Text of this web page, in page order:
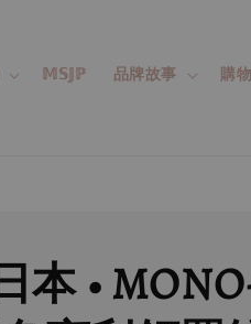
𝕄𝕊𝕁ℙ 品牌故事 購
本 •